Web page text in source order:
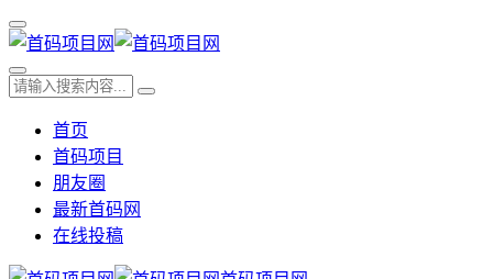
首页
首码项目
朋友圈
最新首码网
在线投稿